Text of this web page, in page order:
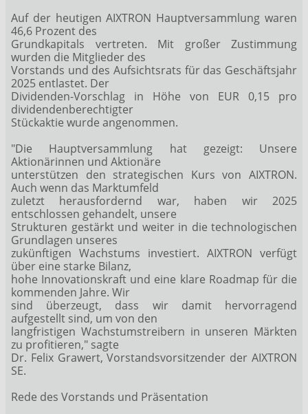
Auf der heutigen AIXTRON Hauptversammlung waren
46,6 Prozent des
Grundkapitals vertreten. Mit großer Zustimmung
wurden die Mitglieder des
Vorstands und des Aufsichtsrats für das Geschäftsjahr
2025 entlastet. Der
Dividenden-Vorschlag in Höhe von EUR 0,15 pro
dividendenberechtigter
Stückaktie wurde angenommen.
"Die Hauptversammlung hat gezeigt: Unsere
Aktionärinnen und Aktionäre
unterstützen den strategischen Kurs von AIXTRON.
Auch wenn das Marktumfeld
zuletzt herausfordernd war, haben wir 2025
entschlossen gehandelt, unsere
Strukturen gestärkt und weiter in die technologischen
Grundlagen unseres
zukünftigen Wachstums investiert. AIXTRON verfügt
über eine starke Bilanz,
hohe Innovationskraft und eine klare Roadmap für die
kommenden Jahre. Wir
sind überzeugt, dass wir damit hervorragend
aufgestellt sind, um von den
langfristigen Wachstumstreibern in unseren Märkten
zu profitieren," sagte
Dr. Felix Grawert, Vorstandsvorsitzender der AIXTRON
SE.
Rede des Vorstands und Präsentation